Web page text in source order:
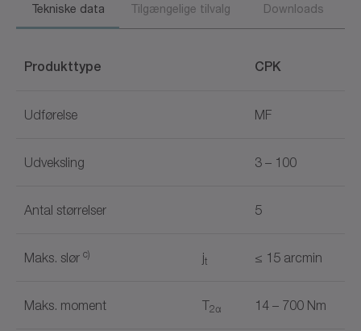
Tekniske data Tilgængelige tilvalg Downloads
Produkttype CPK
Udførelse MF
Udveksling 3 – 100
Antal størrelser 5
Maks. slør c) jt ≤ 15 arcmin
Maks. moment T2α 14 – 700 Nm